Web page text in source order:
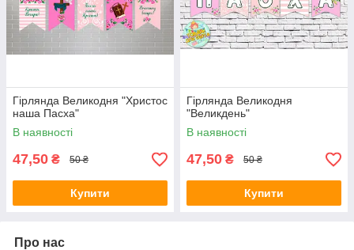
Гірлянда Великодня "Христос
наша Пасха"
В наявності
47,50 ₴ 50 ₴
Купити
Гірлянда Великодня
"Великдень"
В наявності
47,50 ₴ 50 ₴
Купити
Про нас